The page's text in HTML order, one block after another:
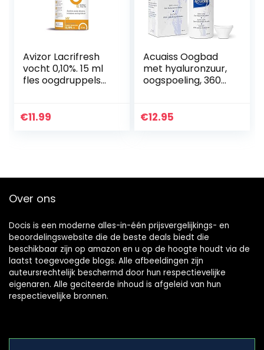
Avizor Lacrifresh
vocht 0,10%. 15 ml
fles oogdruppels
oogirritatie.
€11.99
Acuaiss Oogbad
met hyaluronzuur,
oogspoeling, 360
€12.95
Over ons
Docis is een moderne alles-in-één prijsvergelijkings- en
beoordelingswebsite die de beste deals biedt die
beschikbaar zijn op amazon en u op de hoogte houdt via de
laatst toegevoegde blogs. Alle afbeeldingen zijn
auteursrechtelijk beschermd door hun respectievelijke
eigenaren. Alle geciteerde inhoud is afgeleid van hun
respectievelijke bronnen.